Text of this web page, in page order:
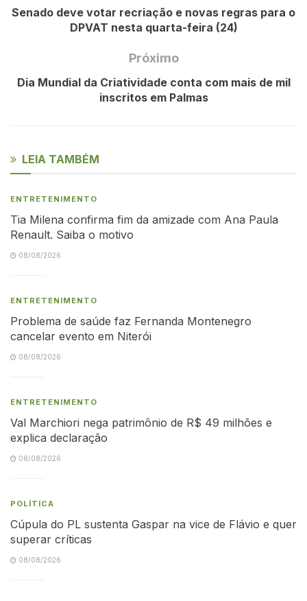
Senado deve votar recriação e novas regras para o
DPVAT nesta quarta-feira (24)
Próximo
Dia Mundial da Criatividade conta com mais de mil
inscritos em Palmas
LEIA TAMBÉM
ENTRETENIMENTO
Tia Milena confirma fim da amizade com Ana Paula
Renault. Saiba o motivo
08/08/2026
ENTRETENIMENTO
Problema de saúde faz Fernanda Montenegro
cancelar evento em Niterói
08/08/2026
ENTRETENIMENTO
Val Marchiori nega patrimônio de R$ 49 milhões e
explica declaração
08/08/2026
POLÍTICA
Cúpula do PL sustenta Gaspar na vice de Flávio e quer
superar críticas
08/08/2026